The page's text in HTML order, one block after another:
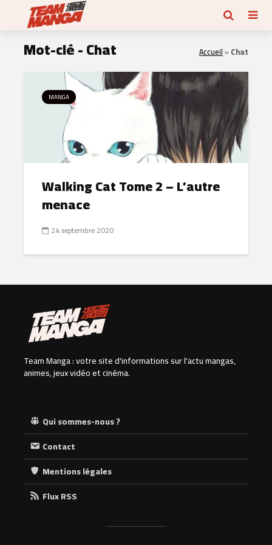
Mot-clé - Chat Accueil» Chat
MANGA
Walking Cat Tome 2 – L’autre
menace
24 septembre 2020
Team Manga : votre site d'informations sur l'actu mangas,
animes, jeux vidéo et cinéma.
Qui sommes-nous ?
Contact
Mentions légales
Flux RSS